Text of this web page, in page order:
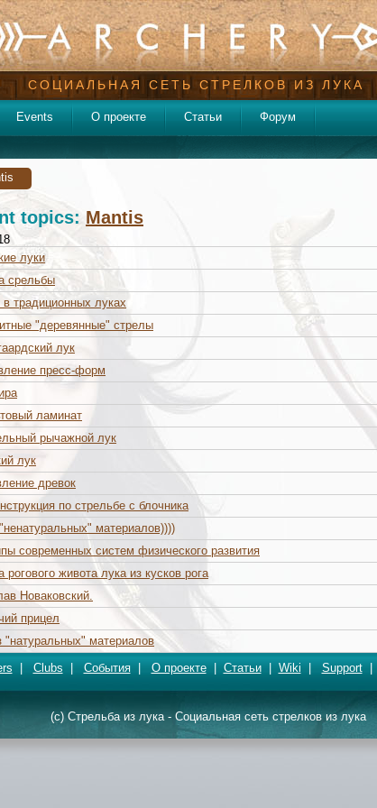
СОЦИАЛЬНАЯ СЕТЬ СТРЕЛКОВ ИЗ ЛУКА
Events О проекте Статьи Форум
topics: Mantis
луки
срельбы
в традиционных луках
"деревянные" стрелы
лук
пресс-форм
ламинат
рычажной лук
лук
древок
по стрельбе с блочника
материалов))))
современных систем физического развития
рогового живота лука из кусков рога
Новаковский.
прицел
"натуральных" материалов
Clubs События| О проекте| Статьи| Wiki Support|
(c) Стрельба из лука - Социальная сеть стрелков из лука